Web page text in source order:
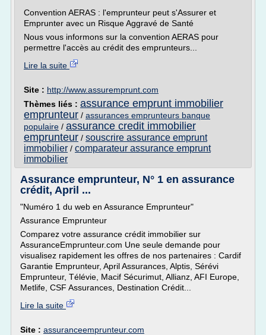
Convention AERAS : l'emprunteur peut s'Assurer et
Emprunter avec un Risque Aggravé de Santé
Nous vous informons sur la convention AERAS pour
permettre l'accès au crédit des emprunteurs...
Lire la suite
Site : http://www.assuremprunt.com
Thèmes liés : assurance emprunt immobilier
emprunteur / assurances emprunteurs banque
populaire / assurance credit immobilier
emprunteur / souscrire assurance emprunt
immobilier / comparateur assurance emprunt
immobilier
Assurance emprunteur, N° 1 en assurance
crédit, April ...
"Numéro 1 du web en Assurance Emprunteur"
Assurance Emprunteur
Comparez votre assurance crédit immobilier sur
AssuranceEmprunteur.com Une seule demande pour
visualisez rapidement les offres de nos partenaires : Cardif
Garantie Emprunteur, April Assurances, Alptis, Sérévi
Emprunteur, Télévie, Macif Sécurimut, Allianz, AFI Europe,
Metlife, CSF Assurances, Destination Crédit...
Lire la suite
Site : assuranceemprunteur.com